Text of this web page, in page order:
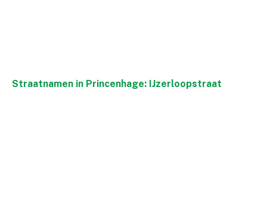
Straatnamen in Princenhage: IJzerloopstraat